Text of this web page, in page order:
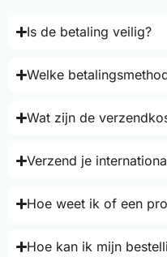
Is de betaling veilig?
Welke
Wat zijn de
Verzend je
Hoe weet ik of een
Hoe kan ik mijn